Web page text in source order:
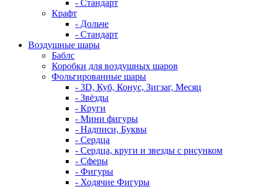
- Стандарт
Крафт
- Дольче
- Стандарт
Воздушные шары
Баблс
Коробки для воздушных шаров
Фольгированные шары
- 3D, Куб, Конус, Зигзаг, Месяц
- Звёзды
- Круги
- Мини фигуры
- Надписи, Буквы
- Сердца
- Сердца, круги и звезды с рисунком
- Сферы
- Фигуры
- Ходячие Фигуры